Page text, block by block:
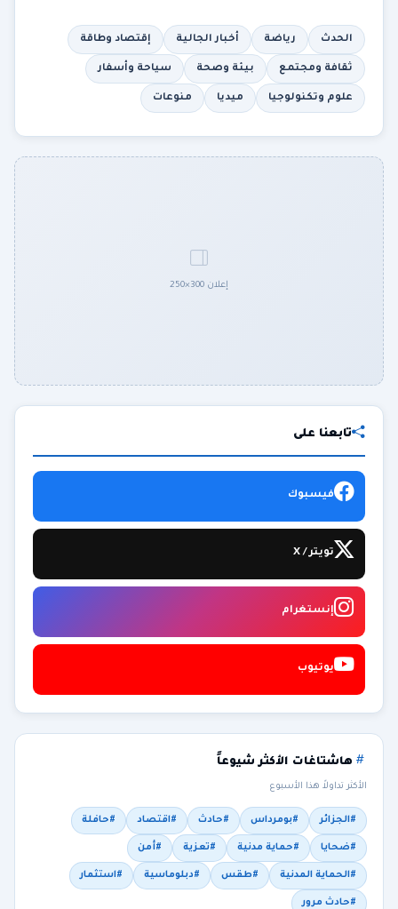
الحدث رياضة أخبار الجالية إقتصاد وطاقة
ثقافة ومجتمع بيئة وصحة سياحة وأسفار
علوم وتكنولوجيا ميديا منوعات
إعلان 300×250
تابعنا على
فيسبوك
تويتر / X
إنستغرام
يوتيوب
هاشتاغات الأكثر شيوعاً
الأكثر تداولاً هذا الأسبوع
#الجزائر #بومرداس #حادث #اقتصاد #حافلة
#ضحايا #حماية مدنية #تعزية #أمن
#الحماية المدنية #طقس #دبلوماسية #استثمار
#حادث مرور